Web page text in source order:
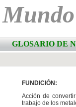
GLOSARIO DE
FUNDICIÓN:
Acción de
trabajo de los